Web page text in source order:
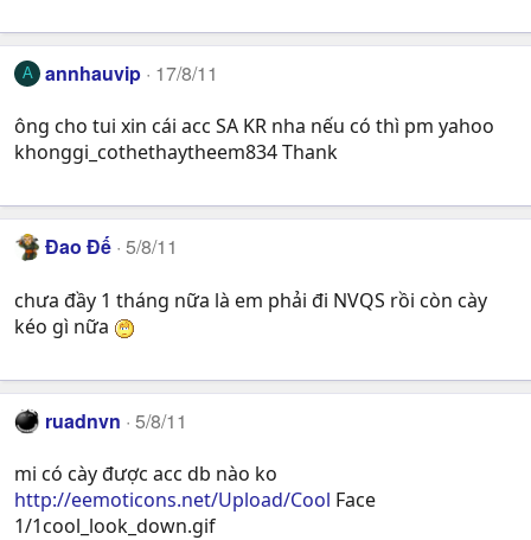
A annhauvip 17/8/11
ông cho tui xin cái acc SA KR nha nếu có thì pm yahoo
khonggi_cothethaytheem834 Thank
Đao Đế 5/8/11
chưa đầy 1 tháng nữa là em phải đi NVQS rồi còn cày
kéo gì nữa
ruadnvn 5/8/11
mi có cày được acc db nào ko
http://eemoticons.net/Upload/Cool Face
1/1cool_look_down.gif